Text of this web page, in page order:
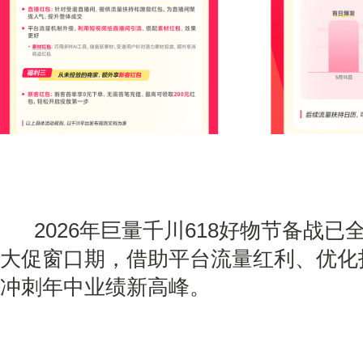
2026年巨量千川618好物节备战已
大促窗口期，借助平台流量红利、优
冲刺年中业绩新高峰。